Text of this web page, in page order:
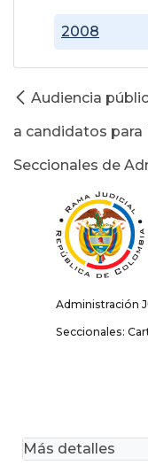
2008
Audiencia
a candidatos para
Seccionales de
Administración
Seccionales:
Más detalles